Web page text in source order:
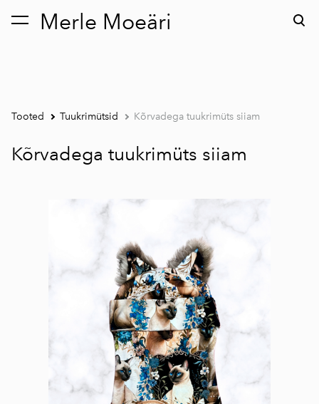
Merle Moeäri
lisati ostukorvi. Vaata ostukorvi
Tooted Tuukrimütsid Kõrvadega tuukrimüts siiam
Kõrvadega tuukrimüts siiam